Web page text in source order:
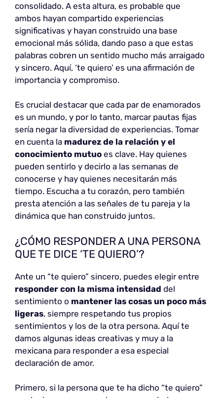
consolidado. A esta altura, es probable que
ambos hayan compartido experiencias
significativas y hayan construido una base
emocional más sólida, dando paso a que estas
palabras cobren un sentido mucho más arraigado
y sincero. Aquí, ‘te quiero’ es una afirmación de
importancia y compromiso.
Es crucial destacar que cada par de enamorados
es un mundo, y por lo tanto, marcar pautas fijas
sería negar la diversidad de experiencias. Tomar
en cuenta la madurez de la relación y el
conocimiento mutuo es clave. Hay quienes
pueden sentirlo y decirlo a las semanas de
conocerse y hay quienes necesitarán más
tiempo. Escucha a tu corazón, pero también
presta atención a las señales de tu pareja y la
dinámica que han construido juntos.
¿CÓMO RESPONDER A UNA PERSONA
QUE TE DICE ‘TE QUIERO’?
Ante un “te quiero” sincero, puedes elegir entre
responder con la misma intensidad del
sentimiento o mantener las cosas un poco más
ligeras, siempre respetando tus propios
sentimientos y los de la otra persona. Aquí te
damos algunas ideas creativas y muy a la
mexicana para responder a esa especial
declaración de amor.
Primero, si la persona que te ha dicho “te quiero”